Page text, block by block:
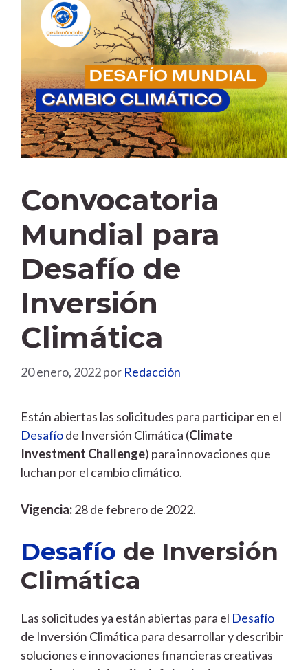
Convocatoria
Mundial para
Desafío de
Inversión
Climática
20 enero, 2022por Redacción
Están abiertas las solicitudes para participar en el
Desafíode Inversión Climática (Climate
Investment Challenge) para innovaciones que
luchan por el cambio climático.
Vigencia:28 de febrero de 2022.
Desafío de Inversión
Climática
Las solicitudes ya están abiertas para el Desafío
de Inversión Climática para desarrollar y describir
soluciones e innovaciones financieras creativas